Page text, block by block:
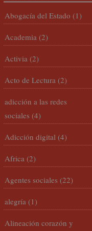
Abogacía del Estado (1)
Academia (2)
Activia (2)
Acto de Lectura (2)
adicción a las redes
sociales (4)
Adicción digital (4)
Africa (2)
Agentes sociales (22)
alegría (1)
Alineación corazón y